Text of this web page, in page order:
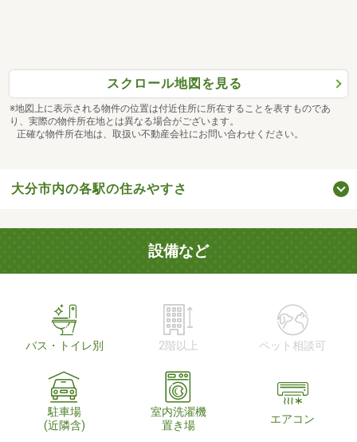
スクロール地図を見る
※地図上に表示される物件の位置は付近住所に所在することを表すものであ
り、実際の物件所在地とは異なる場合がございます。
正確な物件所在地は、取扱い不動産会社にお問い合わせください。
大分市内の各駅の住みやすさ
設備など
バス・トイレ別 2階以上 ペット相談可
駐車場
(近隣含)
室内洗濯機
置き場
エアコン